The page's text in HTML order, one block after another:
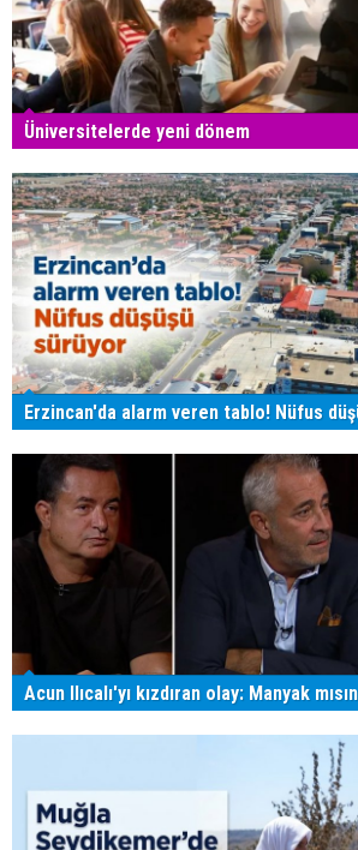
Üniversitelerde yeni dönem
Erzincan'da alarm veren tablo! Nüfus
Acun Ilıcalı'yı kızdıran olay: Manyak